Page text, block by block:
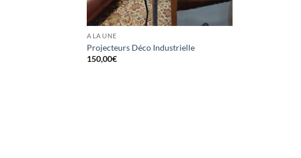
A LA UNE
Projecteurs Déco Industrielle
150,00€